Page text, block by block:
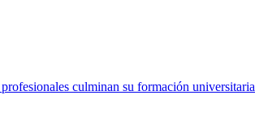
culminan su formación universitaria